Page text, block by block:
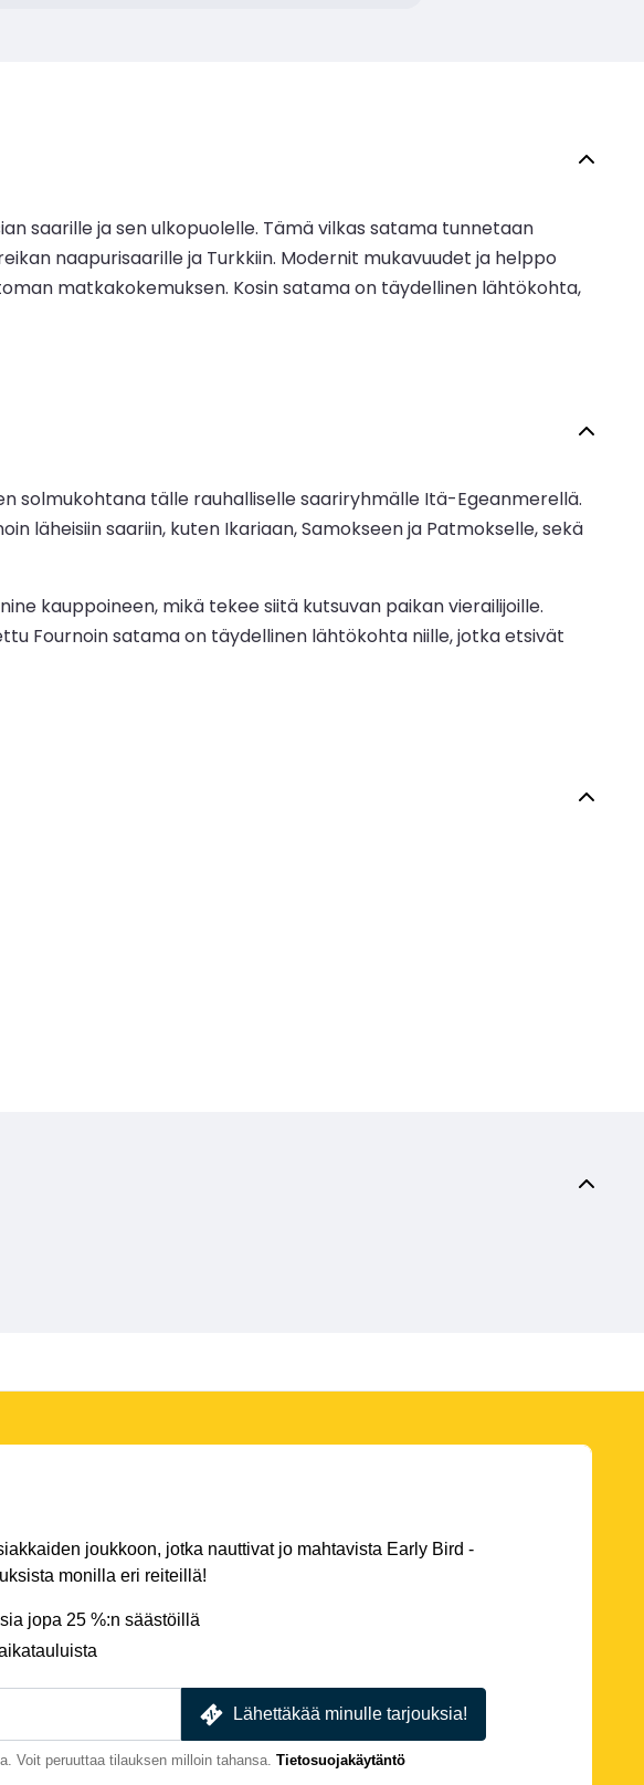
saarille ja sen ulkopuolelle. Tämä vilkas satama tunnetaan
naapurisaarille ja Turkkiin. Modernit mukavuudet ja helppo
matkakokemuksen. Kosin satama on täydellinen lähtökohta,
solmukohtana tälle rauhalliselle saariryhmälle Itä-Egeanmerellä.
läheisiin saariin, kuten Ikariaan, Samokseen ja Patmokselle, sekä
kauppoineen, mikä tekee siitä kutsuvan paikan vierailijoille.
Fournoin satama on täydellinen lähtökohta niille, jotka etsivät
joukkoon, jotka nauttivat jo mahtavista Early Bird -
monilla eri reiteillä!
jopa 25 %:n säästöillä
Lähettäkää minulle tarjouksia!
Voit peruuttaa tilauksen milloin tahansa. Tietosuojakäytäntö